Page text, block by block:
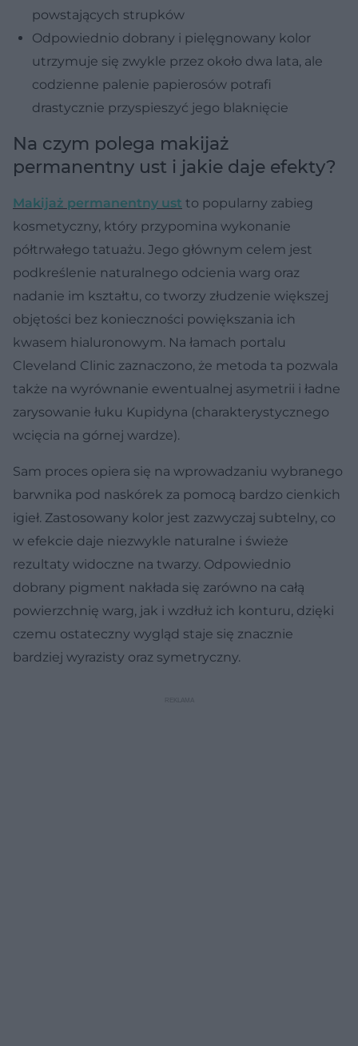
powstających strupków
Odpowiednio dobrany i pielęgnowany kolor
utrzymuje się zwykle przez około dwa lata, ale
codzienne palenie papierosów potrafi
drastycznie przyspieszyć jego blaknięcie
Na czym polega makijaż
permanentny ust i jakie daje efekty?
Makijaż permanentny ust to popularny zabieg
kosmetyczny, który przypomina wykonanie
półtrwałego tatuażu. Jego głównym celem jest
podkreślenie naturalnego odcienia warg oraz
nadanie im kształtu, co tworzy złudzenie większej
objętości bez konieczności powiększania ich
kwasem hialuronowym. Na łamach portalu
Cleveland Clinic zaznaczono, że metoda ta pozwala
także na wyrównanie ewentualnej asymetrii i ładne
zarysowanie łuku Kupidyna (charakterystycznego
wcięcia na górnej wardze).
Sam proces opiera się na wprowadzaniu wybranego
barwnika pod naskórek za pomocą bardzo cienkich
igieł. Zastosowany kolor jest zazwyczaj subtelny, co
w efekcie daje niezwykle naturalne i świeże
rezultaty widoczne na twarzy. Odpowiednio
dobrany pigment nakłada się zarówno na całą
powierzchnię warg, jak i wzdłuż ich konturu, dzięki
czemu ostateczny wygląd staje się znacznie
bardziej wyrazisty oraz symetryczny.